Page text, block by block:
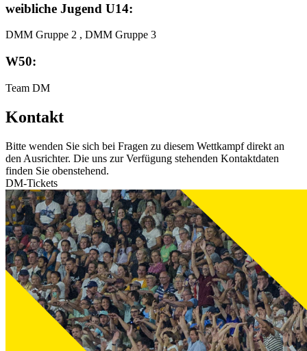
weibliche Jugend U14:
DMM Gruppe 2 , DMM Gruppe 3
W50:
Team DM
Kontakt
Bitte wenden Sie sich bei Fragen zu diesem Wettkampf direkt an
den Ausrichter. Die uns zur Verfügung stehenden Kontaktdaten
finden Sie obenstehend.
DM-Tickets